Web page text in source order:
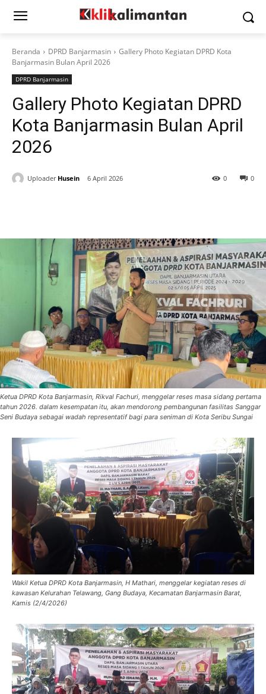
Beranda DPRD Banjarmasin
Gallery Photo Kegiatan DPRD Kota
Banjarmasin Bulan April 2026
DPRD Banjarmasin
Gallery Photo Kegiatan DPRD
Kota Banjarmasin Bulan April
2026
Uploader Husein 6 April 2026 0
0
Ketua DPRD Kota Banjarmasin, Rikval Fachuri, menggelar reses masa sidang pertama
tahun 2026. dalam kesempatan itu, akan mendorong pembangunan fasilitas Sanggar
Seni Budaya sebagai wadah representatif bagi para seniman di Kota Seribu Sungai
Wakil Ketua DPRD Kota Banjarmasin, H Mathari, menggelar kegiatan reses di
kawasan Kelurahan Telawang, Gang Budaya, Kecamatan Banjarmasin Barat,
Kamis (2/4/2026)